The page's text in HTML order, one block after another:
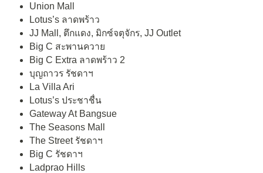
Union Mall
Lotus’s ลาดพร้าว
JJ Mall, ตึกแดง, มิกซ์จตุจักร, JJ Outlet
Big C สะพานควาย
Big C Extra ลาดพร้าว 2
บุญถาวร รัชดาฯ
La Villa Ari
Lotus’s ประชาชื่น
Gateway At Bangsue
The Seasons Mall
The Street รัชดาฯ
Big C รัชดาฯ
Ladprao Hills